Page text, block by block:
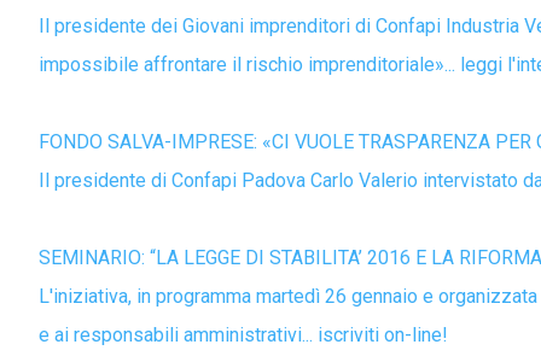
Il presidente dei Giovani imprenditori di Confapi Industria
impossibile affrontare il rischio imprenditoriale»... leggi
FONDO SALVA-IMPRESE: «CI VUOLE TRASPARENZA
Il presidente di Confapi Padova Carlo Valerio intervistato
SEMINARIO: “LA LEGGE DI STABILITA’ 2016 E LA
L'iniziativa, in programma martedì 26 gennaio e
e ai responsabili amministrativi... iscriviti on-line!